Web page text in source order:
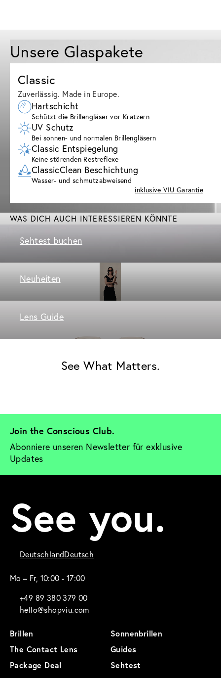
Unsere Glaspakete
Classic
Zuverlässig. Made in Europe.
Hartschicht
Schützt die Brillengläser vor Kratzern
UV Schutz
Bei sonnen- und normalen Brillengläsern
Classic Entspiegelung
Keine störenden Restreflexe
ClassicClean Beschichtung
Wasser- und schmutzabweisend
inklusive VIU Garantie
WAS DICH AUCH INTERESSIEREN KÖNNTE
Sehtest buchen
Neuheiten
Lens Guide
See What Matters.
Join the Conscious Club.
Abonniere unseren Newsletter für exklusive
Updates
See you.
DeutschlandDeutsch
Mo – Fr, 10:00 - 17:00
+49 89 380 379 00
hello@shopviu.com
Brillen
Sonnenbrillen
The Contact Lens
Guides
Package Deal
Sehtest